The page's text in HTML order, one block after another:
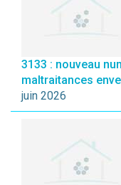
3133 : nouveau
maltraitances
juin 2026